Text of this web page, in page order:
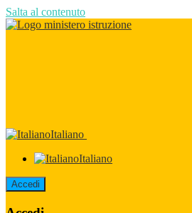
Salta al contenuto
Italiano
Italiano
Accedi